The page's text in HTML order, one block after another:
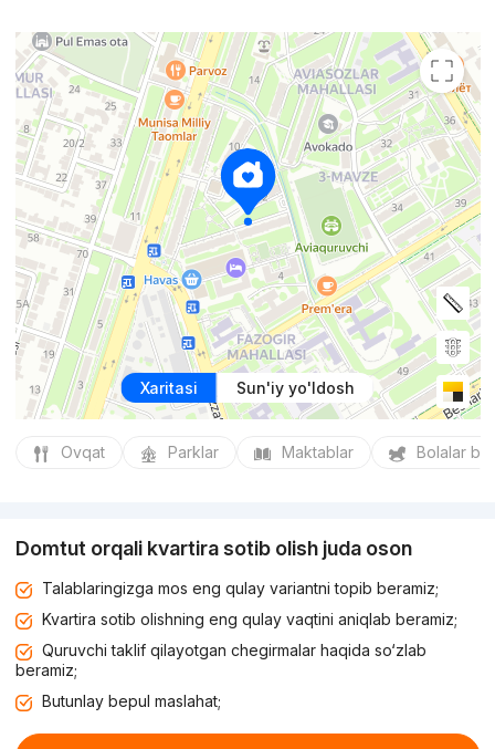
Xaritasi Sun'iy yo'ldosh
Ovqat Parklar Maktablar Bolalar
Domtut orqali kvartira sotib olish juda oson
Talablaringizga mos eng qulay variantni topib beramiz;
Kvartira sotib olishning eng qulay vaqtini aniqlab beramiz;
Quruvchi taklif qilayotgan chegirmalar haqida so‘zlab
beramiz;
Butunlay bepul maslahat;